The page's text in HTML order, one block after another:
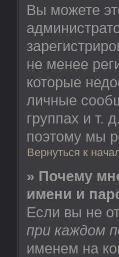
Вы можете
не менее
которые
личные
группах и т.
поэтому мы
Вернуться к
» Почему
имени и
Если вы не
при каждом
именем на